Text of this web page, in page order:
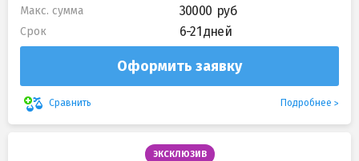
Макс. сумма 30000
Срок 6-21 дней
Оформить заявку
Сравнить Подробнее
ЭКСКЛЮЗИВ